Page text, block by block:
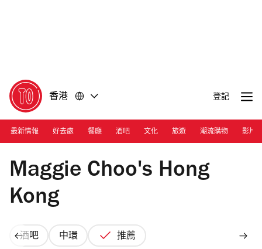
香港 登記
最新情報 好去處 餐廳 酒吧 文化 旅遊 潮流購物 影片
Photograph: Joshua Lin
Maggie Choo's Hong
Kong
酒吧 中環 推薦